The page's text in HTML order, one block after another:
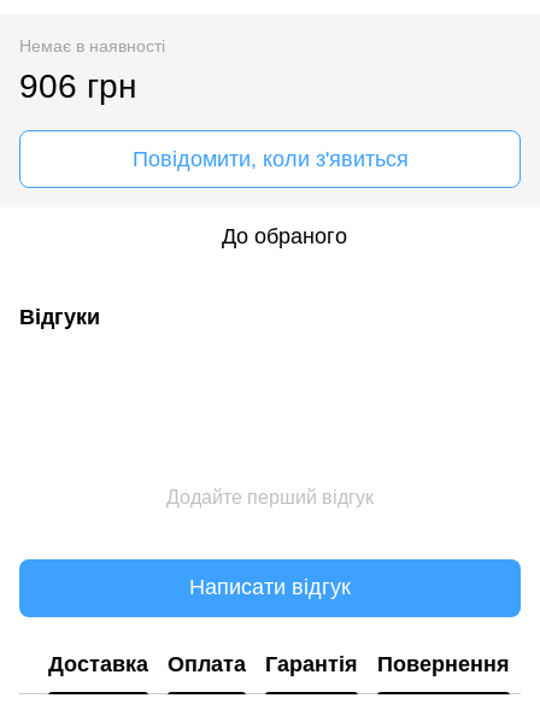
Немає в наявності
906 грн
Повідомити, коли з'явиться
До обраного
Відгуки
Додайте перший відгук
Написати відгук
Доставка Оплата Гарантія Повернення